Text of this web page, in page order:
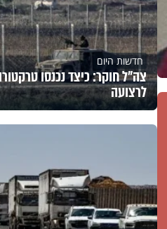
חדשות היום
צה"ל חוקר: כיצד נכנסו
לרצועה